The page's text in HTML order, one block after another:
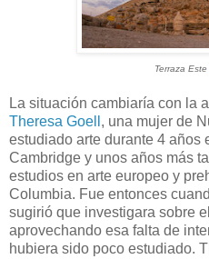
Terraza Este
La situación cambiaría con la
Theresa Goell , una mujer de
estudiado arte durante 4 años
Cambridge y unos años más
estudios en arte europeo y
Columbia. Fue entonces
sugirió que investigara sobre
aprovechando esa falta de
hubiera sido poco estudiado.